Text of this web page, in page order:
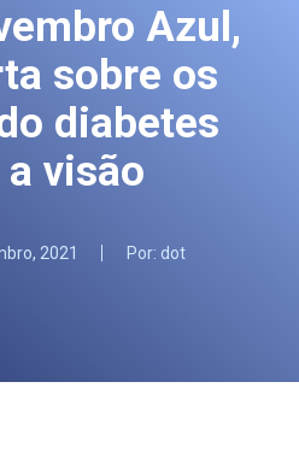
Azul,
sobre os
diabetes
a visão
2021 Por: dot